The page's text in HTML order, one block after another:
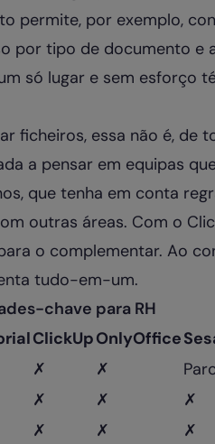
permite, por exemplo,
por tipo de documento e
só lugar e sem esforço
ficheiros, essa não é, de
a pensar em equipas
que tenha em conta
outras áreas. Com o
o complementar. Ao
tudo-em-um.
chave para RH
ClickUpOnlyOffice
✗ ✗
✗ ✗
✗
✗ ✗ ✗